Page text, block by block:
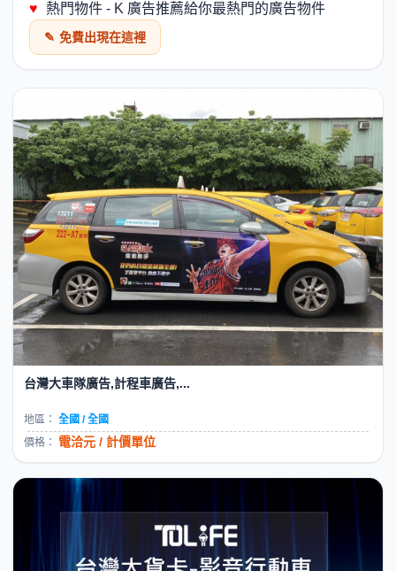
♥ 熱門物件 - K 廣告推薦給你最熱門的廣告物件
✎ 免費出現在這裡
台灣大車隊廣告,計程車廣告,...
地區： 全國 / 全國
價格： 電洽元 / 計價單位